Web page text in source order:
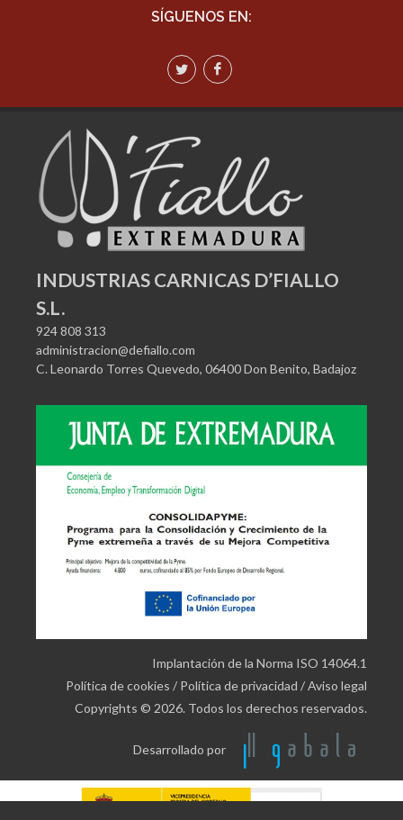
SÍGUENOS EN:
INDUSTRIAS CARNICAS D’FIALLO
S.L.
924 808 313
administracion@defiallo.com
C. Leonardo Torres Quevedo, 06400 Don Benito, Badajoz
Implantación de la Norma ISO 14064.1
Política de cookies / Política de privacidad /Aviso legal
Copyrights © 2026. Todos los derechos reservados.
Desarrollado por